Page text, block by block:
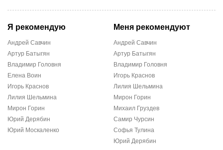
Я рекомендую
Андрей Савчин
Артур Батыгян
Владимир Головня
Елена Воин
Игорь Краснов
Лилия Шельмина
Мирон Горин
Юрий Дерябин
Юрий Москаленко
Меня рекомендуют
Андрей Савчин
Артур Батыгян
Владимир Головня
Игорь Краснов
Лилия Шельмина
Мирон Горин
Михаил Груздев
Самир Чурсин
Софья Тулина
Юрий Дерябин